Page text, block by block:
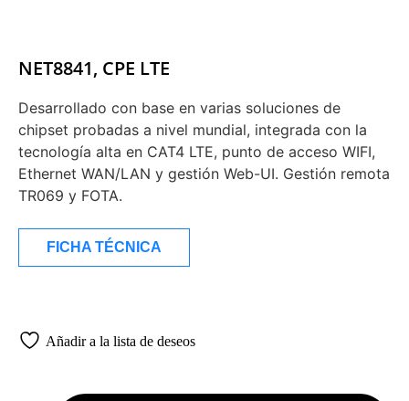
NET8841, CPE LTE
Desarrollado con base en varias soluciones de
chipset probadas a nivel mundial, integrada con la
tecnología alta en CAT4 LTE, punto de acceso WIFI,
Ethernet WAN/LAN y gestión Web-UI. Gestión remota
TR069 y FOTA.
FICHA TÉCNICA
Añadir a la lista de deseos